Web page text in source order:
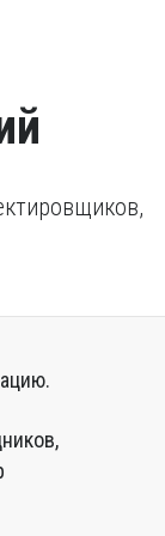
В случае,
за пределами